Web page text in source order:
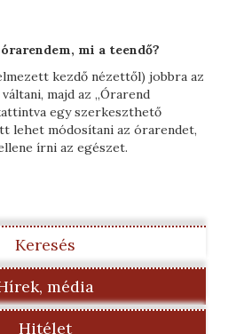
mi a teendő?
kezdő nézettől) jobbra az
majd az „Órarend
egy szerkeszthető
lehet módosítani az órarendet,
írni az egészet.
Keresés
média
Hitélet